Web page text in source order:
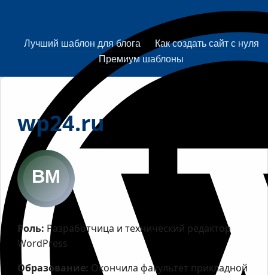
Лучший шаблон для блога
Как создать сайт с нуля
Премиум шаблоны
wp24.ru
Роль: Разработчица и технический редактор
WordPress
Образование: Окончила факультет прикладной